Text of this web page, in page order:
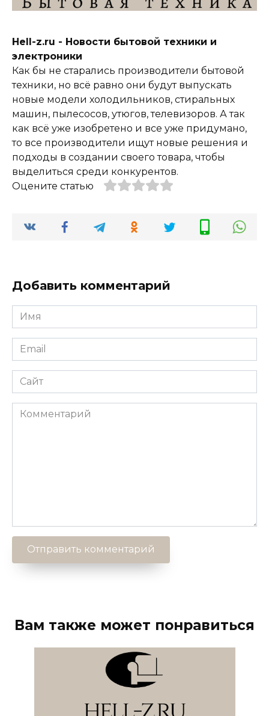
Hell-z.ru - Новости бытовой техники и
электроники
Как бы не старались производители бытовой
техники, но всё равно они будут выпускать
новые модели холодильников, стиральных
машин, пылесосов, утюгов, телевизоров. А так
как всё уже изобретено и все уже придумано,
то все производители ищут новые решения и
подходы в создании своего товара, чтобы
выделиться среди конкурентов.
Оцените статью
Добавить комментарий
Имя
*
Email
*
Сайт
Комментарий
Вам также может понравиться